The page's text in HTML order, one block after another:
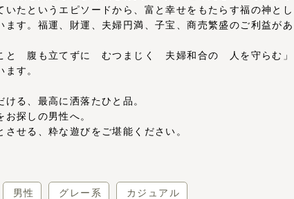
いたというエピソードから、富と幸せをもたらす福の神とし
ます。福運、財運、夫婦円満、子宝、商売繁盛のご利益があ
と 腹も立てずに むつまじく 夫婦和合の 人を守らむ」
す。
る、最高に洒落たひと品。
探しの男性へ。
せる、粋な遊びをご堪能ください。
男性 グレー系 カジュアル